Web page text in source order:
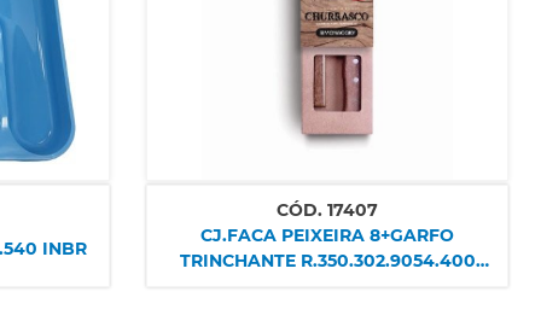
INBR
CÓD. 17407
CJ.FACA PEIXEIRA 8+GARFO
TRINCHANTE R.350.302.9054.400